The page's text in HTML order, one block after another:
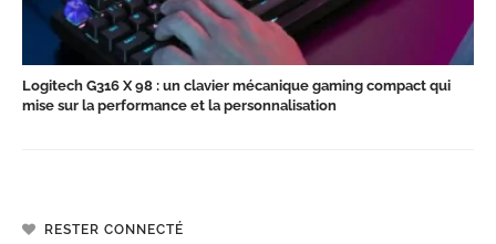
Logitech G316 X 98 : un clavier mécanique gaming compact qui
mise sur la performance et la personnalisation
RESTER CONNECTÉ